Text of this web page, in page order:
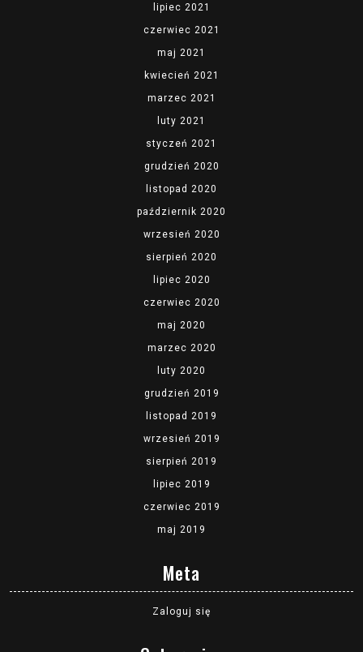
lipiec 2021
czerwiec 2021
maj 2021
kwiecień 2021
marzec 2021
luty 2021
styczeń 2021
grudzień 2020
listopad 2020
październik 2020
wrzesień 2020
sierpień 2020
lipiec 2020
czerwiec 2020
maj 2020
marzec 2020
luty 2020
grudzień 2019
listopad 2019
wrzesień 2019
sierpień 2019
lipiec 2019
czerwiec 2019
maj 2019
Meta
Zaloguj się